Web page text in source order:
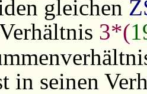
gleichen
3*(
in seinen